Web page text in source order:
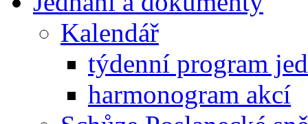
Kalendář
týdenní program
harmonogram akcí